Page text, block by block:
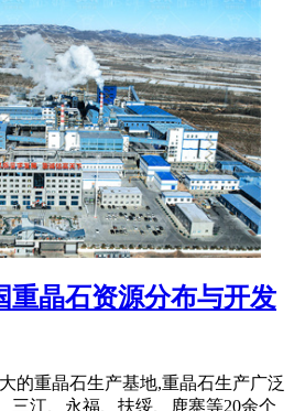
重晶石资源分布与开发
的重晶石生产基地,重晶石生产广泛
三江、永福、扶绥、鹿寨等20余个